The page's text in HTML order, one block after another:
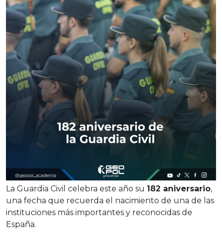
La Guardia Civil celebra este año su 182 aniversario,
una fecha que recuerda el nacimiento de una de las
instituciones más importantes y reconocidas de
España.